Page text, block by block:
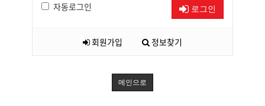
자동로그인 로그인
회원가입 정보찾기
메인으로